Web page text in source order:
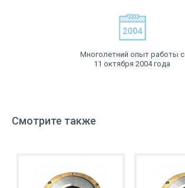
Многолетний опыт работы с
11 октября 2004 года
Смотрите также